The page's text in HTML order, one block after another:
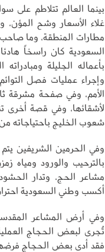
بينما العالم تتلاطم على
غلاء الأسعار وشح
مطارات المنطقة، وما
السعودية كان راسخاً
بأعماله الجليلة
وإجراء عمليات فصل
الأمم، وفي صفحة مشرقة
لأشقائها، وفي قصة أخرى
شعوب الخليج باحتياجاته
وفي الحرمين الشريفين
بالترحيب والورود ومياه
مشاعر الحج، وتدار
أكسب وطني السعودية
وفي أرض المشاعر
تُجرى لبعض الحجاج
فقد أدى بعض الحجاج